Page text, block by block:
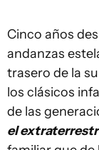
Cinco años
andanzas
trasero de la
los clásicos
de las
el